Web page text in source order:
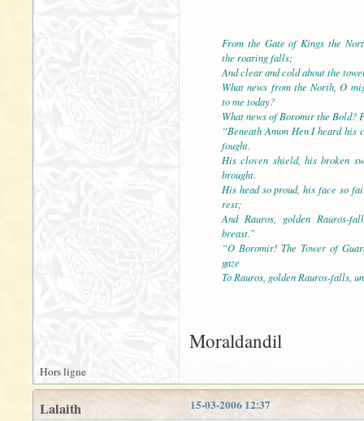
From the Gate of Kings the
the roaring falls;
And clear and cold about the
What news from the North, O
to me today?
What news of Boromir the Bold?
“Beneath Amon Hen I heard his
fought.
His cloven shield, his broken
brought.
His head so proud, his face so
rest;
And Rauros, golden Rauros-
breast.”
“O Boromir! The Tower of
gaze
To Rauros, golden Rauros-falls,
Moraldandil
Hors ligne
15-03-2006 12:37
Lalaith